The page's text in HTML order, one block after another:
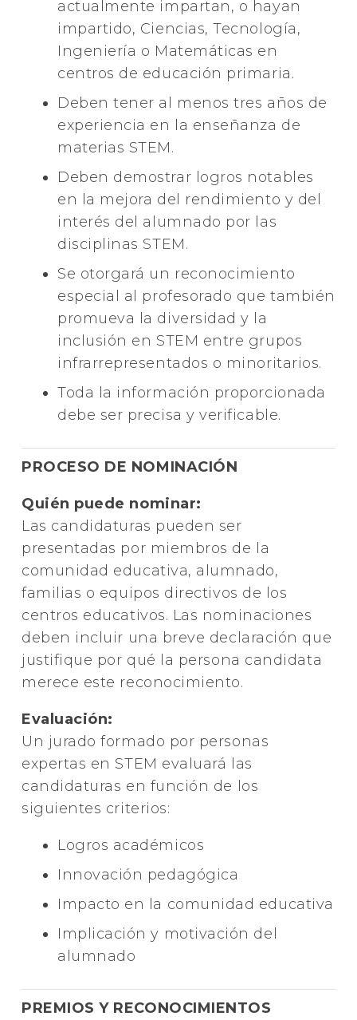
actualmente impartan, o hayan
impartido, Ciencias, Tecnología,
Ingeniería o Matemáticas en
centros de educación primaria.
Deben tener al menos tres años de
experiencia en la enseñanza de
materias STEM.
Deben demostrar logros notables
en la mejora del rendimiento y del
interés del alumnado por las
disciplinas STEM.
Se otorgará un reconocimiento
especial al profesorado que también
promueva la diversidad y la
inclusión en STEM entre grupos
infrarrepresentados o minoritarios.
Toda la información proporcionada
debe ser precisa y verificable.
PROCESO DE NOMINACIÓN
Quién puede nominar:
Las candidaturas pueden ser
presentadas por miembros de la
comunidad educativa, alumnado,
familias o equipos directivos de los
centros educativos. Las nominaciones
deben incluir una breve declaración que
justifique por qué la persona candidata
merece este reconocimiento.
Evaluación:
Un jurado formado por personas
expertas en STEM evaluará las
candidaturas en función de los
siguientes criterios:
Logros académicos
Innovación pedagógica
Impacto en la comunidad educativa
Implicación y motivación del
alumnado
PREMIOS Y RECONOCIMIENTOS